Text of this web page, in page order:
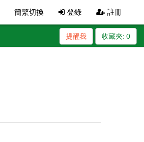
簡繁切換 登錄 註冊
收藏夾: 0
提醒我